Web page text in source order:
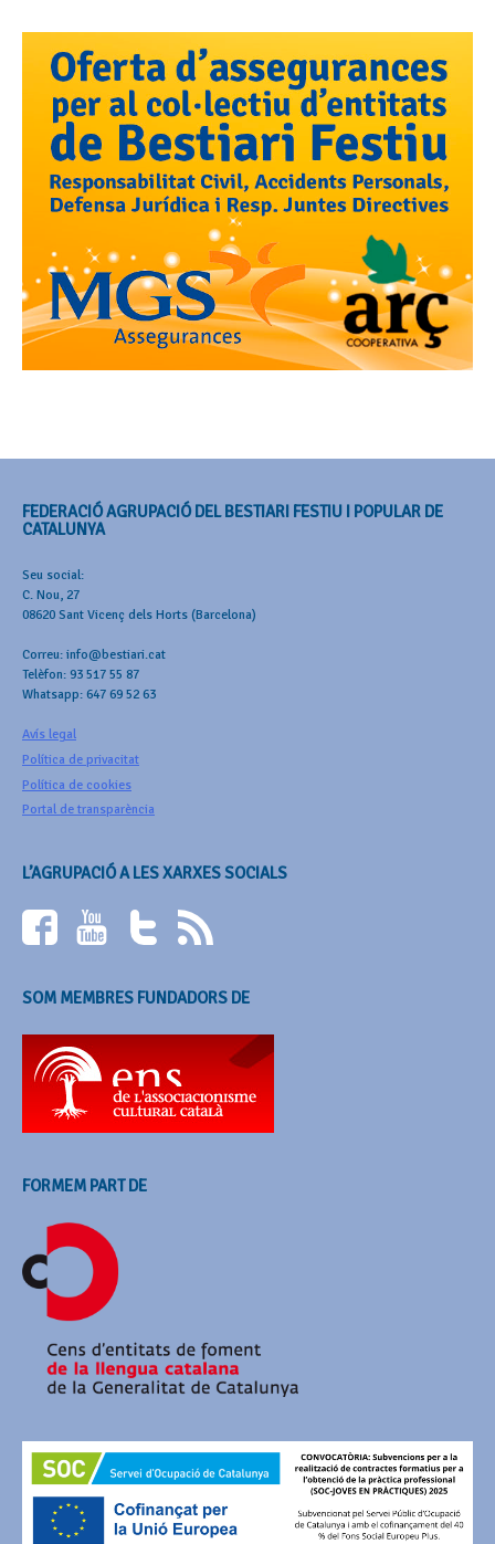
FEDERACIÓ AGRUPACIÓ DEL BESTIARI FESTIU I POPULAR DE
CATALUNYA
Seu social:
C. Nou, 27
08620 Sant Vicenç dels Horts (Barcelona)
Correu: info@bestiari.cat
Telèfon: 93 517 55 87
Whatsapp: 647 69 52 63
Avís legal
Política de privacitat
Política de cookies
Portal de transparència
L’AGRUPACIÓ A LES XARXES SOCIALS
SOM MEMBRES FUNDADORS DE
FORMEM PART DE